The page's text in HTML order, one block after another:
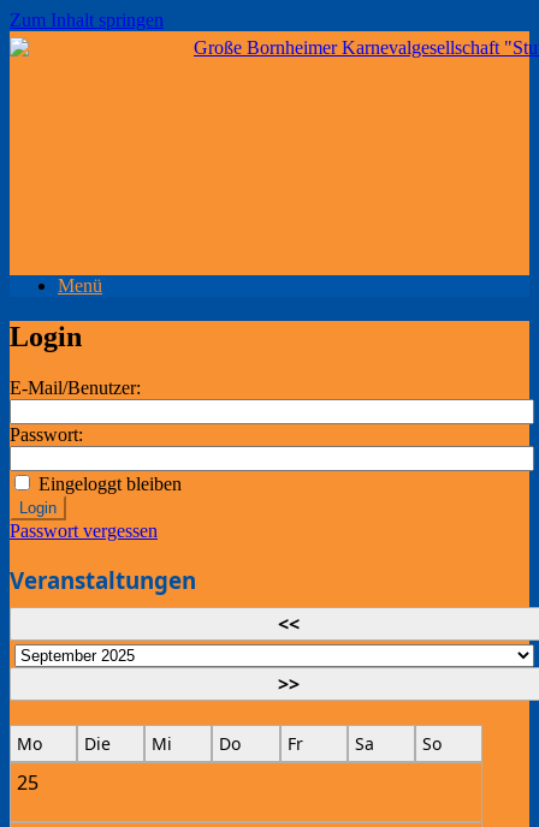
Zum Inhalt springen
Menü
Login
E-Mail/Benutzer:
Passwort:
Eingeloggt bleiben
Login
Passwort vergessen
Veranstaltungen
<<
>>
Mo Die Mi Do Fr Sa So
25